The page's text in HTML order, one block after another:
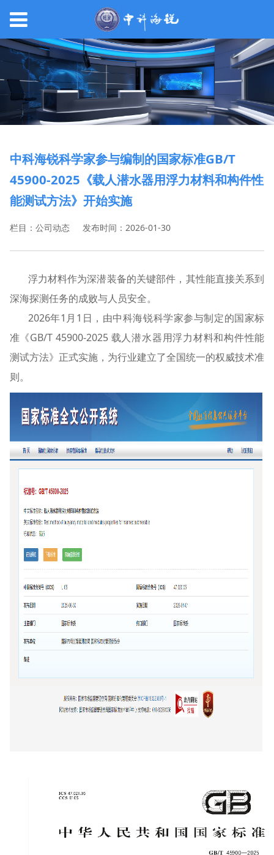
中科海锐科学家参与编制的国家标准GB/T
45900-2025《载人潜水器用浮力材料和构件性
能测试方法》开始实施
栏目：公司动态 发布时间：2026-01-30
浮力材料作为深潜装备的关键部件，其性能直接关系到
深海探测任务的成败与人员安全。
2026年1月1日，由中科海锐科学家参与制定的国家标
准《GB/T 45900-2025 载人潜水器用浮力材料和构件性能
测试方法》正式实施，为行业建立了全国统一的权威技术准
则。